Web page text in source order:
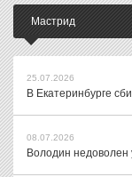
Мастрид
25.07.2026
В Екатеринбурге
08.07.2026
Володин